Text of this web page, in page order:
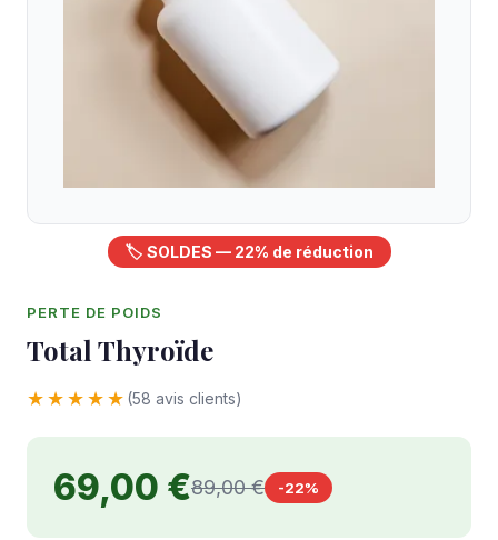
🏷️ SOLDES — 22% de réduction
PERTE DE POIDS
Total Thyroïde
★★★★★ (58 avis clients)
69,00 €89,00 € -22%